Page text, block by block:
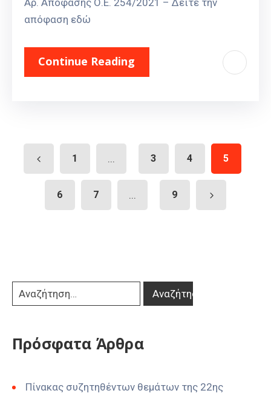
Αρ. Απόφασης Ο.Ε. 254/2021 – Δείτε την
απόφαση εδώ
Continue Reading
1 ... 3 4 5
6 7 ... 9
Πρόσφατα Άρθρα
Πίνακας συζητηθέντων θεμάτων της 22ης